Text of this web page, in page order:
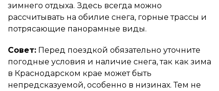
зимнего отдыха. Здесь всегда можно
рассчитывать на обилие снега, горные трассы и
потрясающие панорамные виды.
Совет: Перед поездкой обязательно уточните
погодные условия и наличие снега, так как зима
в Краснодарском крае может быть
непредсказуемой, особенно в низинах. Тем не